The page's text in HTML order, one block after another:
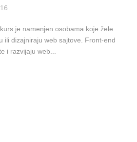
je namenjen osobama koje žele
ili dizajniraju web sajtove. Front-end
i razvijaju web...